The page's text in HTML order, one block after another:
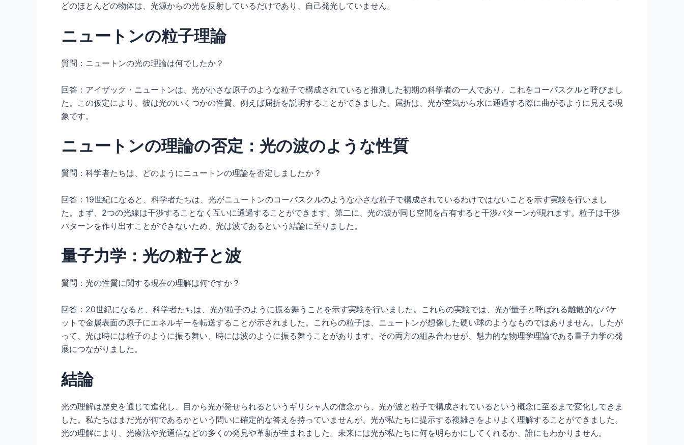
どのほとんどの物体は、光源からの光を反射しているだけであり、自己発光していません。
ニュートンの粒子理論
質問：ニュートンの光の理論は何でしたか？
回答：アイザック・ニュートンは、光が小さな原子のような粒子で構成されていると推測した初期の科学者の一人であり、これをコーパスクルと呼びまし
た。この仮定により、彼は光のいくつかの性質、例えば屈折を説明することができました。屈折は、光が空気から水に通過する際に曲がるように見える現
象です。
ニュートンの理論の否定：光の波のような性質
質問：科学者たちは、どのようにニュートンの理論を否定しましたか？
回答：19世紀になると、科学者たちは、光がニュートンのコーパスクルのような小さな粒子で構成されているわけではないことを示す実験を行いまし
た。まず、2つの光線は干渉することなく互いに通過することができます。第二に、光の波が同じ空間を占有すると干渉パターンが現れます。粒子は干渉
パターンを作り出すことができないため、光は波であるという結論に至りました。
量子力学：光の粒子と波
質問：光の性質に関する現在の理解は何ですか？
回答：20世紀になると、科学者たちは、光が粒子のように振る舞うことを示す実験を行いました。これらの実験では、光が量子と呼ばれる離散的なパケ
ットで金属表面の原子にエネルギーを転送することが示されました。これらの粒子は、ニュートンが想像した硬い球のようなものではありません。したが
って、光は時には粒子のように振る舞い、時には波のように振る舞うことがあります。その両方の組み合わせが、魅力的な物理学理論である量子力学の発
展につながりました。
結論
光の理解は歴史を通じて進化し、目から光が発せられるというギリシャ人の信念から、光が波と粒子で構成されているという概念に至るまで変化してきま
した。私たちはまだ光が何であるかという問いに確定的な答えを持っていませんが、光が私たちに提示する複雑さをよりよく理解することができました。
光の理解により、光療法や光通信などの多くの発見や革新が生まれました。未来には光が私たちに何を明らかにしてくれるか、誰にもわかりません。